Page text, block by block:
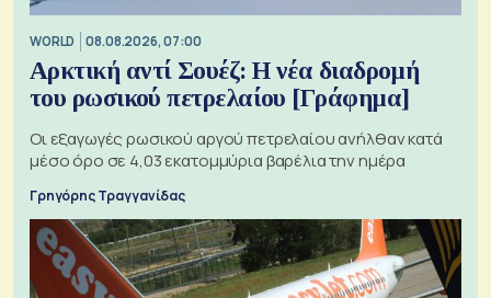
WORLD 08.08.2026, 07:00
Αρκτική αντί Σουέζ: Η νέα διαδρομή
του ρωσικού πετρελαίου [Γράφημα]
Οι εξαγωγές ρωσικού αργού πετρελαίου ανήλθαν κατά
μέσο όρο σε 4,03 εκατομμύρια βαρέλια την ημέρα
Γρηγόρης Τραγγανίδας